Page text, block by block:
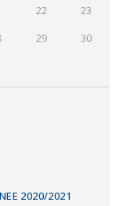
22 23
29 30
2020/2021